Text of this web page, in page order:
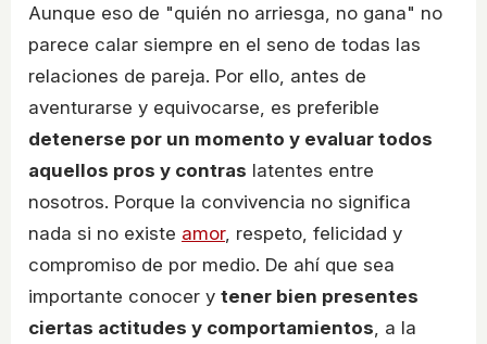
Aunque eso de "quién no arriesga, no gana" no
parece calar siempre en el seno de todas las
relaciones de pareja. Por ello, antes de
aventurarse y equivocarse, es preferible
detenerse por un momento y evaluar todos
aquellos pros y contras latentes entre
nosotros. Porque la convivencia no significa
nada si no existe amor, respeto, felicidad y
compromiso de por medio. De ahí que sea
importante conocer y tener bien presentes
ciertas actitudes y comportamientos, a la